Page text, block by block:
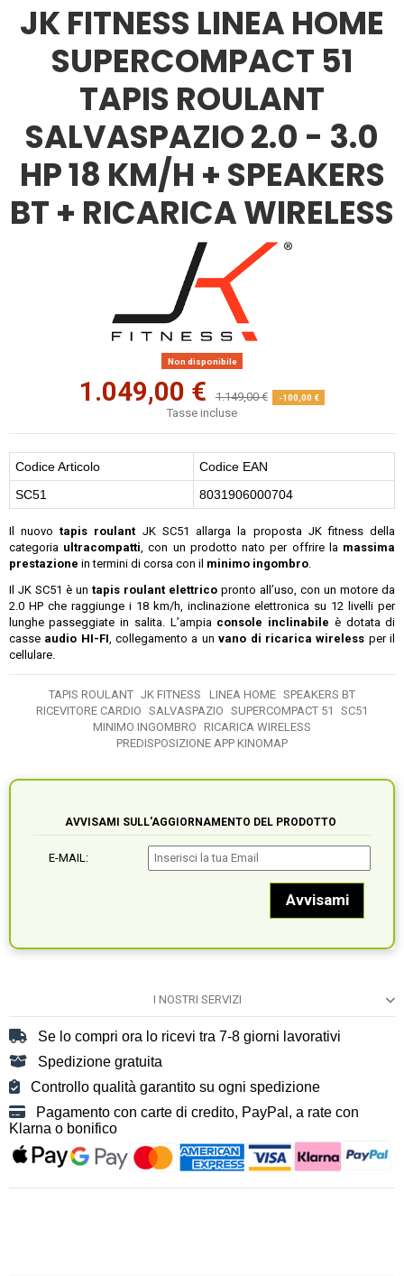
JK FITNESS LINEA HOME
SUPERCOMPACT 51
TAPIS ROULANT
SALVASPAZIO 2.0 - 3.0
HP 18 KM/H + SPEAKERS
BT + RICARICA WIRELESS
Non disponibile
1.049,00 € 1.149,00 € -100,00 €
Tasse incluse
Codice Articolo
Codice EAN
SC51
8031906000704
Il nuovo tapis roulant JK SC51 allarga la proposta JK fitness della
categoria ultracompatti, con un prodotto nato per offrire la massima
prestazione in termini di corsa con il minimo ingombro.
Il JK SC51 è un tapis roulant elettrico pronto all’uso, con un motore da
2.0 HP che raggiunge i 18 km/h, inclinazione elettronica su 12 livelli per
lunghe passeggiate in salita. L’ampia console inclinabile è dotata di
casse audio HI-FI , collegamento a unvano di ricarica wireless per il
cellulare.
TAPIS ROULANT JK FITNESS LINEA HOME SPEAKERS BT
RICEVITORE CARDIO SALVASPAZIO SUPERCOMPACT 51
SC51
MINIMO INGOMBRO
RICARICA WIRELESS
PREDISPOSIZIONE APP KINOMAP
AVVISAMI SULL'AGGIORNAMENTO DEL PRODOTTO
E-MAIL:
I NOSTRI SERVIZI
Se lo compri ora lo ricevi tra 7-8 giorni lavorativi
Spedizione gratuita
Controllo qualità garantito su ogni spedizione
Pagamento con carte di credito, PayPal, a rate con
Klarna o bonifico